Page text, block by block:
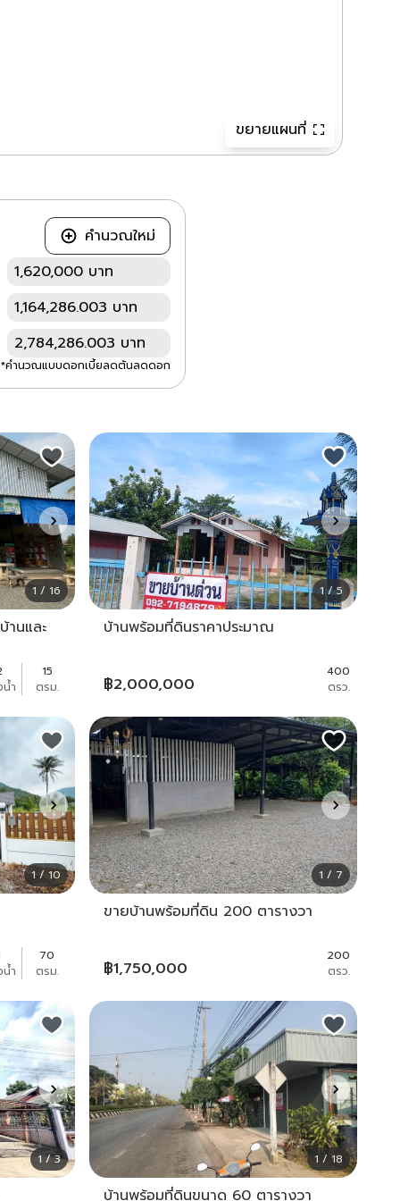
ขยายแผนที่
คำนวณใหม่
1,620,000 บาท
1,164,286.003 บาท
2,784,286.003 บาท
*คำนวณแบบดอกเบี้ยลดต้นลดดอก
1 / 16
นและ
ำ
15
ตรม.
1 / 5
บ้านพร้อมที่ดินราคาประมาณ
฿2,000,000
400
ตรว.
1 / 10
ำ
70
ตรม.
1 / 7
ขายบ้านพร้อมที่ดิน 200 ตารางวา
฿1,750,000
200
ตรว.
1 / 3 1 / 18
บ้านพร้อมที่ดินขนาด 60 ตารางวา